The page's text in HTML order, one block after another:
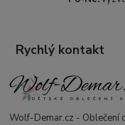
Rychlý kontakt
Wolf-Demar.cz - Oblečení